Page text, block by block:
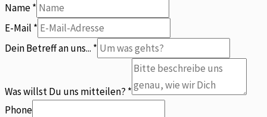
Name*
uns
Du
E-Mail *
Dein Betreff an uns... *
Was willst Du uns mitteilen? *
Phone